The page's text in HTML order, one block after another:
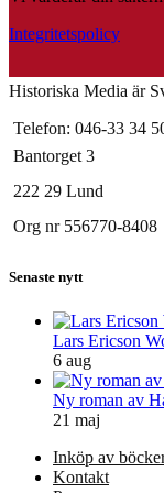
Integritetspolicy
Historiska Media är
Telefon: 046-33 34
Bantorget 3
222 29 Lund
Org nr 556770-8408
Senaste nytt
Lars Ericson
6 aug
Ny roman av
21 maj
Inköp av
Kontakt